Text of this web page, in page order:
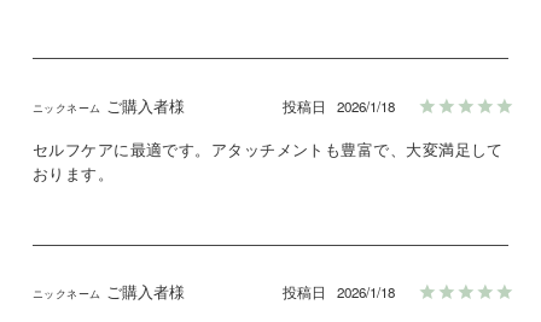
ご購入者様 投稿日 2026/1/18
セルフケアに最適です。アタッチメントも豊富で、大変満足して
おります。
ご購入者様 投稿日 2026/1/18